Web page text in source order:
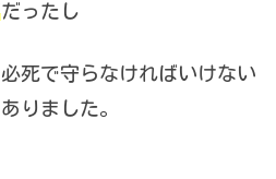
だったし
死で守らなければいけない
りました。